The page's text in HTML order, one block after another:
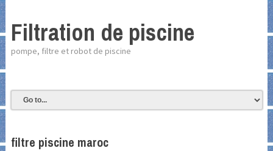
Filtration de piscine
pompe, filtre et robot de piscine
filtre piscine maroc